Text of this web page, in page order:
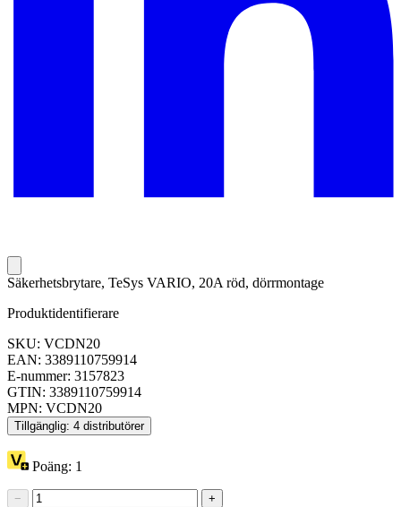
Säkerhetsbrytare, TeSys VARIO, 20A röd, dörrmontage
Produktidentifierare
SKU: VCDN20
EAN: 3389110759914
E-nummer: 3157823
GTIN: 3389110759914
MPN: VCDN20
Tillgänglig: 4 distributörer
Poäng: 1
−
+